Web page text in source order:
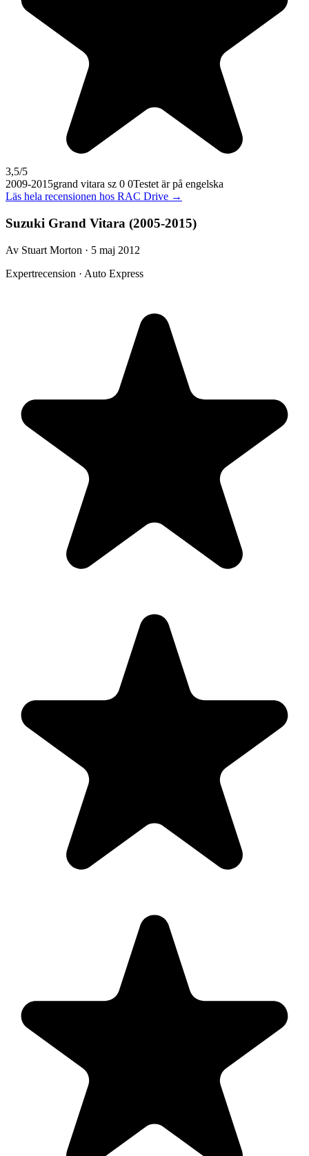
3,5/5
2009-2015grand vitara sz 0 0Testet är på engelska
Läs hela recensionen hos RAC Drive →
Suzuki Grand Vitara (2005-2015)
Av Stuart Morton · 5 maj 2012
Expertrecension · Auto Express